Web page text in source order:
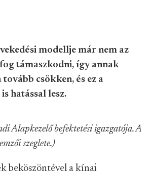
modellje már nem az
támaszkodni, így annak
tovább csökken, és ez a
hatással lesz.
Alapkezelő befektetési igazgatója. A
szeglete.)
beköszöntével a kínai